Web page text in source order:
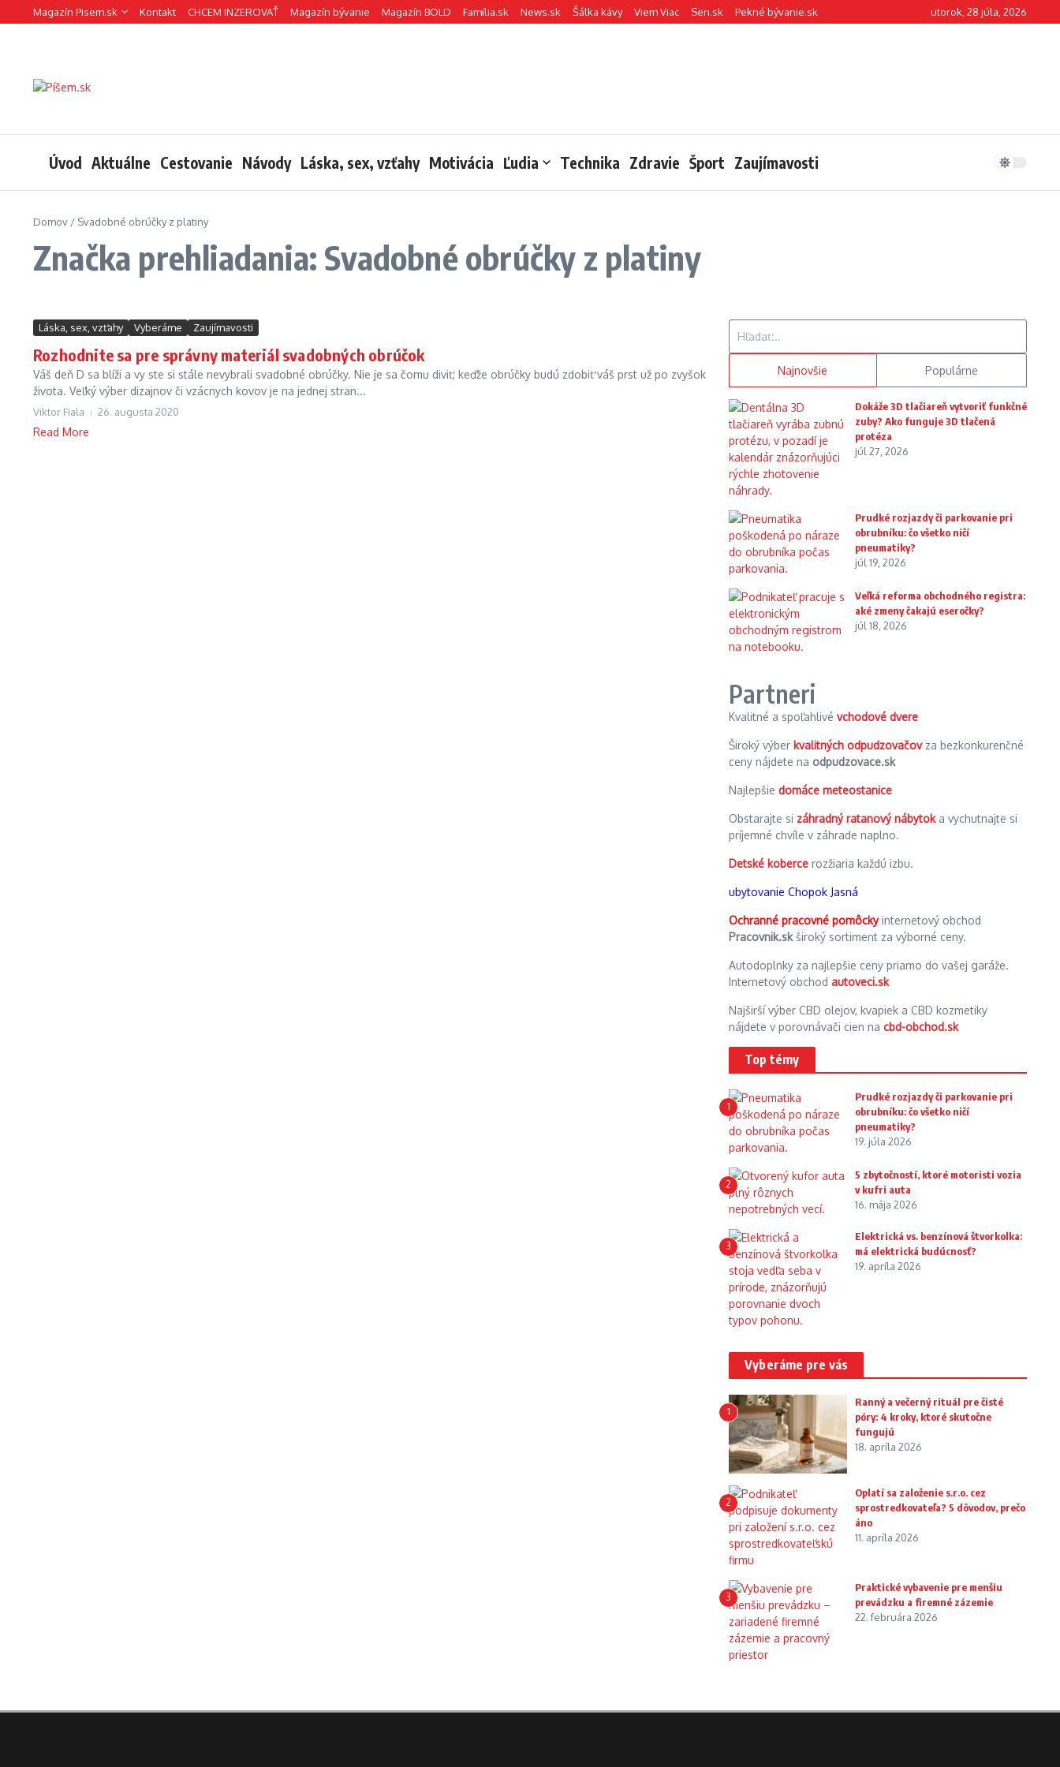
Preskočiť na obsah
Magazín Pisem.sk Kontakt CHCEM INZEROVAŤ Magazín bývanie Magazín BOLD Família.sk News.sk Šálka kávy Viem Viac Sen.sk Pekné bývanie.sk utorok, 28 júla, 2026
Úvod Aktuálne Cestovanie Návody Láska, sex, vzťahy Motivácia Ľudia Technika Zdravie Šport Zaujímavosti
Domov / Svadobné obrúčky z platiny
Značka prehliadania: Svadobné obrúčky z platiny
Láska, sex, vzťahy Vyberáme Zaujímavosti
Rozhodnite sa pre správny materiál svadobných obrúčok
Váš deň D sa blíži a vy ste si stále nevybrali svadobné obrúčky. Nie je sa čomu diviť, keďže obrúčky budú zdobiť váš prst už po zvyšok
života. Veľký výber dizajnov či vzácnych kovov je na jednej stran...
Viktor Fiala 26. augusta 2020
Read More
Najnovšie Populárne
Dokáže 3D tlačiareň vytvoriť funkčné
zuby? Ako funguje 3D tlačená
protéza
júl 27, 2026
Prudké rozjazdy či parkovanie pri
obrubníku: čo všetko ničí
pneumatiky?
júl 19, 2026
Veľká reforma obchodného registra:
aké zmeny čakajú eseročky?
júl 18, 2026
Partneri
Kvalitné a spoľahlivé vchodové dvere
Široký výber kvalitných odpudzovačovza bezkonkurenčné
ceny nájdete na odpudzovace.sk
Najlepšie domáce meteostanice
Obstarajte si záhradný ratanový nábytoka vychutnajte si
príjemné chvíle v záhrade naplno.
Detské koberce rozžiaria každú izbu.
ubytovanie Chopok Jasná
Ochranné pracovné pomôckyinternetový obchod
Pracovnik.skširoký sortiment za výborné ceny.
Autodoplnky za najlepšie ceny priamo do vašej garáže.
Internetový obchod autoveci.sk
Najširší výber CBD olejov, kvapiek a CBD kozmetiky
nájdete v porovnávači cien na cbd-obchod.sk
Top témy
1
Prudké rozjazdy či parkovanie pri
obrubníku: čo všetko ničí
pneumatiky?
19. júla 2026
2
5 zbytočností, ktoré motoristi vozia
v kufri auta
16. mája 2026
3
Elektrická vs. benzínová štvorkolka:
má elektrická budúcnosť?
19. apríla 2026
Vyberáme pre vás
1
Ranný a večerný rituál pre čisté
póry: 4 kroky, ktoré skutočne
fungujú
18. apríla 2026
2
Oplatí sa založenie s.r.o. cez
sprostredkovateľa? 5 dôvodov, prečo
áno
11. apríla 2026
3
Praktické vybavenie pre menšiu
prevádzku a firemné zázemie
22. februára 2026